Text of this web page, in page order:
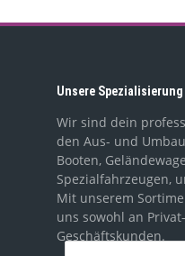
Unsere Spezialisierung
Wir sind dein
den Aus- und
Booten,
Spezialfahrzeugen,
Mit unserem
uns sowohl an
Geschäftskunden.